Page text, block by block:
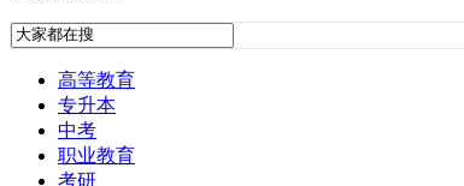
高等教育
专升本
中考
职业教育
考研